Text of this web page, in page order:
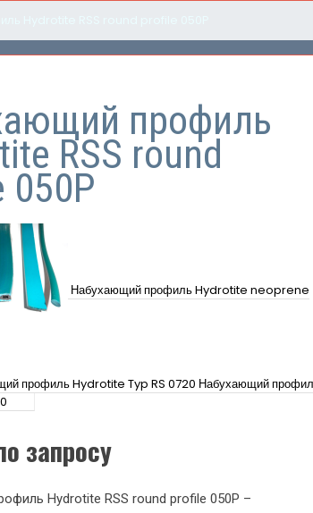
профиль
RSS round
050P
Набухающий профиль Hydrotite neoprene
Набухающий
запросу
Hydrotite RSS round profile 050P –